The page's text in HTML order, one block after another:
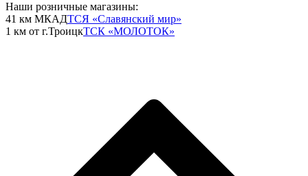
Наши розничные магазины:
41 км МКАДТСЯ «Славянский мир»
1 км от г.ТроицкТСК «МОЛОТОК»